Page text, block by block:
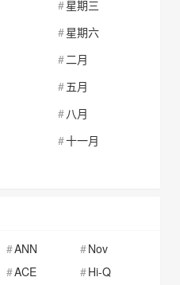
星期三
星期六
二月
五月
八月
十一月
ANN
Nov
ACE
Hi-Q